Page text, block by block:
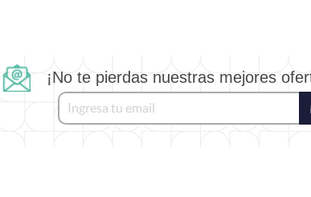
¡No te pierdas nuestras mejores